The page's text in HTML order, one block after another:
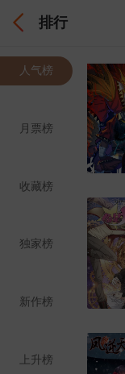
排行
人气榜
月票榜
收藏榜
独家榜
新作榜
上升榜